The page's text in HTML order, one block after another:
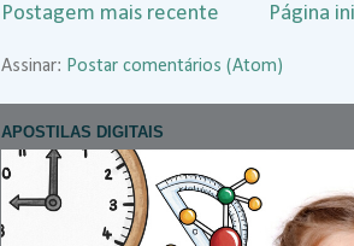
Postagem mais recente Página
Assinar: Postar comentários (Atom)
APOSTILAS DIGITAIS